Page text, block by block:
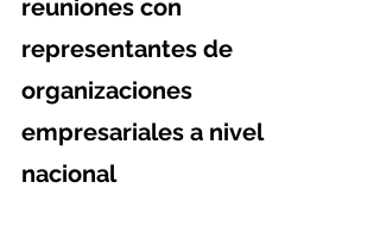
reuniones con
representantes de
organizaciones
empresariales a nivel
nacional